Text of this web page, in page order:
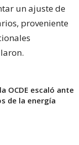
un ajuste de
proveniente
OCDE escaló ante
de la energía